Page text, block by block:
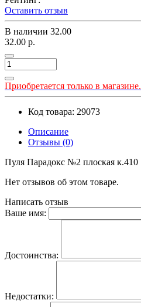
Оставить отзыв
В наличии 32.00
32.00 р.
Приобретается только в магазине.
Код товара: 29073
Описание
Отзывы (0)
Пуля Парадокс №2 плоская к.410
Нет отзывов об этом товаре.
Написать отзыв
Ваше имя:
Достоинства:
Недостатки: